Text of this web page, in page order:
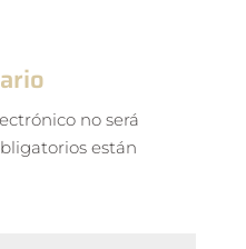
no será
están